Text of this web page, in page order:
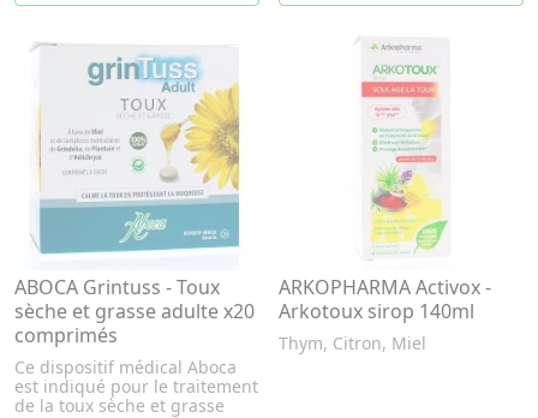
ABOCA Grintuss - Toux
sèche et grasse adulte x20
comprimés
Ce dispositif médical Aboca
est indiqué pour le traitement
de la toux sèche et grasse
ARKOPHARMA Activox -
Arkotoux sirop 140ml
Thym, Citron, Miel